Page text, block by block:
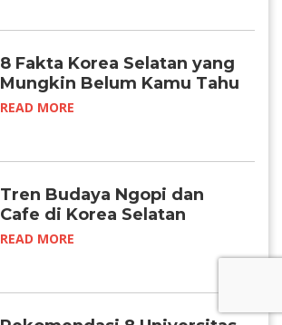
8 Fakta Korea Selatan yang
Mungkin Belum Kamu Tahu
READ MORE
Tren Budaya Ngopi dan
Cafe di Korea Selatan
READ MORE